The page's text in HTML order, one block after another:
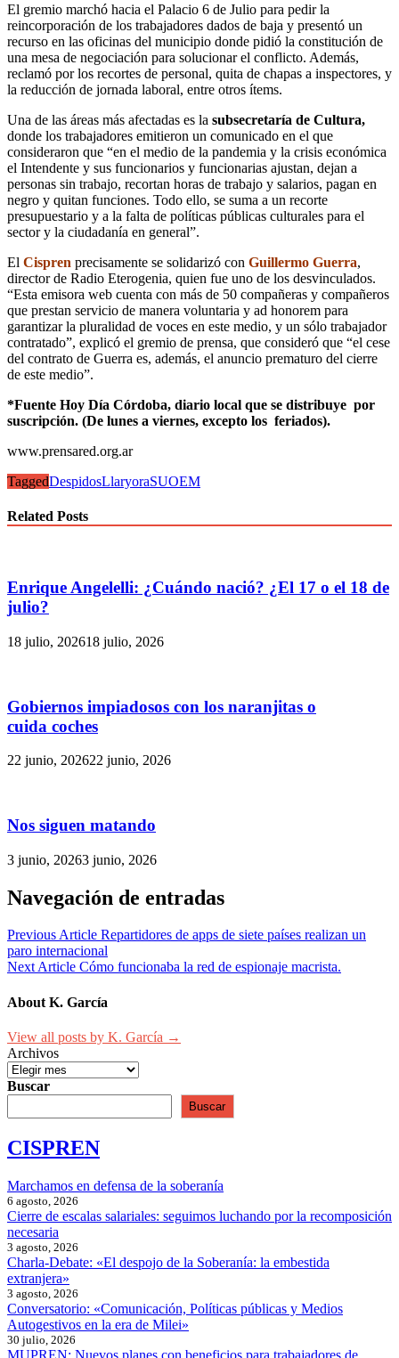
El gremio marchó hacia el Palacio 6 de Julio para pedir la
reincorporación de los trabajadores dados de baja y presentó un
recurso en las oficinas del municipio donde pidió la constitución de
una mesa de negociación para solucionar el conflicto. Además,
reclamó por los recortes de personal, quita de chapas a inspectores, y
la reducción de jornada laboral, entre otros ítems.
Una de las áreas más afectadas es la subsecretaría de Cultura,
donde los trabajadores emitieron un comunicado en el que
consideraron que “en el medio de la pandemia y la crisis económica
el Intendente y sus funcionarios y funcionarias ajustan, dejan a
personas sin trabajo, recortan horas de trabajo y salarios, pagan en
negro y quitan funciones. Todo ello, se suma a un recorte
presupuestario y a la falta de políticas públicas culturales para el
sector y la ciudadanía en general”.
El Cispren precisamente se solidarizó con Guillermo Guerra,
director de Radio Eterogenia, quien fue uno de los desvinculados.
“Esta emisora web cuenta con más de 50 compañeras y compañeros
que prestan servicio de manera voluntaria y ad honorem para
garantizar la pluralidad de voces en este medio, y un sólo trabajador
contratado”, explicó el gremio de prensa, que consideró que “el cese
del contrato de Guerra es, además, el anuncio prematuro del cierre
de este medio”.
*Fuente Hoy Día Córdoba, diario local que se distribuye por
suscripción. (De lunes a viernes, excepto los feriados).
www.prensared.org.ar
TaggedDespidosLlaryoraSUOEM
Related Posts
Enrique Angelelli: ¿Cuándo nació? ¿El 17 o el 18 de
julio?
18 julio, 202618 julio, 2026
Gobiernos impiadosos con los naranjitas o
cuida coches
22 junio, 202622 junio, 2026
Nos siguen matando
3 junio, 20263 junio, 2026
Navegación de entradas
Previous Article Repartidores de apps de siete países realizan un
paro internacional
Next Article Cómo funcionaba la red de espionaje macrista.
About K. García
View all posts by K. García →
Archivos
Buscar
Buscar
CISPREN
Marchamos en defensa de la soberanía
6 agosto, 2026
Cierre de escalas salariales: seguimos luchando por la recomposición
necesaria
3 agosto, 2026
Charla-Debate: «El despojo de la Soberanía: la embestida
extranjera»
3 agosto, 2026
Conversatorio: «Comunicación, Políticas públicas y Medios
Autogestivos en la era de Milei»
30 julio, 2026
MUPREN: Nuevos planes con beneficios para trabajadores de